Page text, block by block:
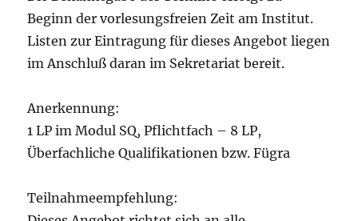
Beginn der vorlesungsfreien Zeit am Institut.
Listen zur Eintragung für dieses Angebot liegen
im Anschluß daran im Sekretariat bereit.
Anerkennung:
1 LP im Modul SQ, Pflichtfach – 8 LP,
Überfachliche Qualifikationen bzw. Fügra
Teilnahmeempfehlung: